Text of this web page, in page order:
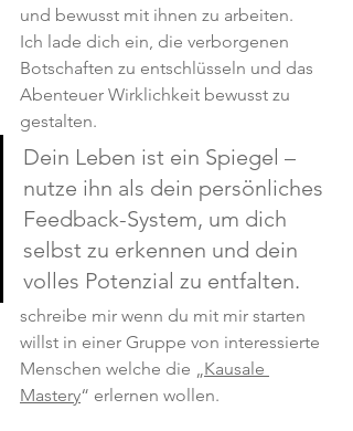
und bewusst mit ihnen zu arbeiten.
Ich lade dich ein, die verborgenen
Botschaften zu entschlüsseln und das
Abenteuer Wirklichkeit bewusst zu
gestalten.
Dein Leben ist ein Spiegel –
nutze ihn als dein persönliches
Feedback-System, um dich
selbst zu erkennen und dein
volles Potenzial zu entfalten.
schreibe mir wenn du mit mir starten
willst in einer Gruppe von interessierte
Menschen welche die „ Kausale
Mastery“ erlernen wollen.